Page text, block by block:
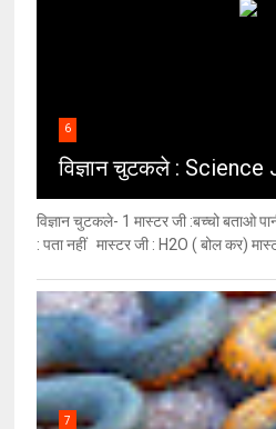
6
विज्ञान चुटकले : Science
विज्ञान चुटकले- 1 मास्टर जी :बच्चो बताओ
: पता नहीं मास्टर जी : H2O ( बोल कर)
7